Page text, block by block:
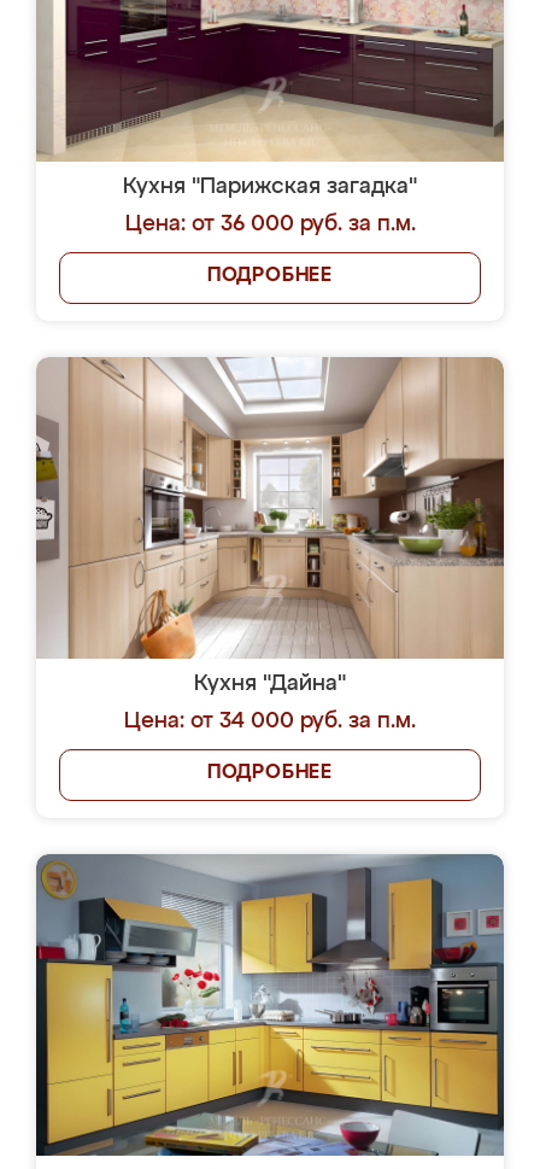
Кухня "Парижская загадка"
Цена: от 36 000 руб. за п.м.
ПОДРОБНЕЕ
Кухня "Дайна"
Цена: от 34 000 руб. за п.м.
ПОДРОБНЕЕ